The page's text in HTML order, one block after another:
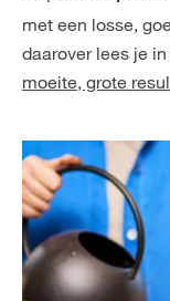
met een losse,
daarover lees je
moeite, grote